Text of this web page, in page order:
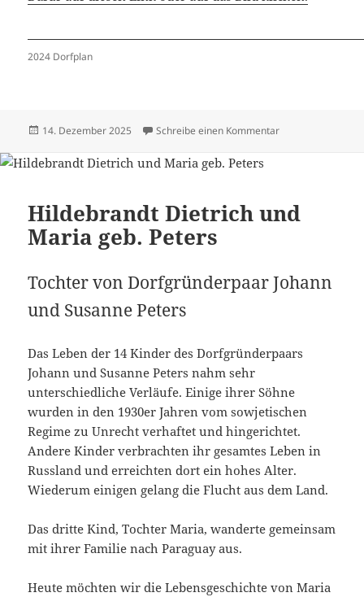
2024 Dorfplan
Veröffentlicht
14. Dezember 2025 Schreibe einen Kommentarzu Häuser 2024 –
Hildebrandt Dietrich und
Maria geb. Peters
Tochter von Dorfgründerpaar Johann
und Susanne Peters
Das Leben der 14 Kinder des Dorfgründerpaars
Johann und Susanne Peters nahm sehr
unterschiedliche Verläufe. Einige ihrer Söhne
wurden in den 1930er Jahren vom sowjetischen
Regime zu Unrecht verhaftet und hingerichtet.
Andere Kinder verbrachten ihr gesamtes Leben in
Russland und erreichten dort ein hohes Alter.
Wiederum einigen gelang die Flucht aus dem Land.
Das dritte Kind, Tochter Maria, wanderte gemeinsam
mit ihrer Familie nach Paraguay aus.
Heute möchten wir die Lebensgeschichte von Maria